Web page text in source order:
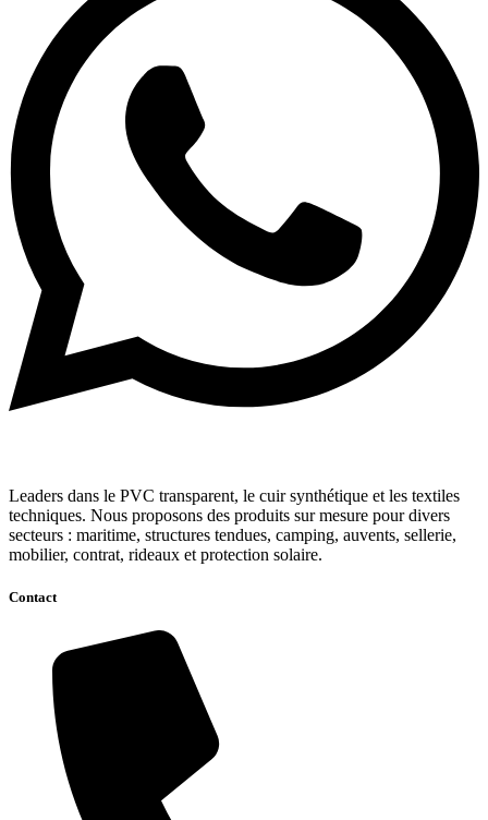
Leaders dans le PVC transparent, le cuir synthétique et les textiles
techniques. Nous proposons des produits sur mesure pour divers
secteurs : maritime, structures tendues, camping, auvents, sellerie,
mobilier, contrat, rideaux et protection solaire.
Contact